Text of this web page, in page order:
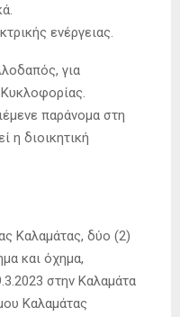
ενέργειας.
για
παράνομα στη
η διοικητική
Καλαμάτας, δύο (2)
και όχημα,
στην Καλαμάτα
Καλαμάτας